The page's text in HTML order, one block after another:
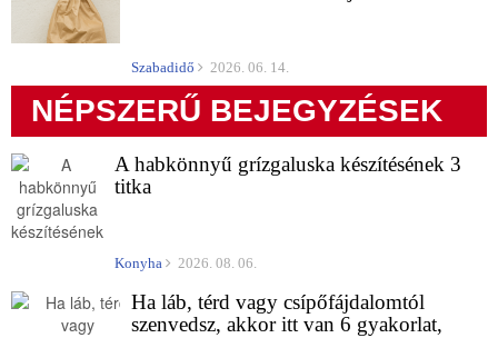
Szabadidő 2026. 06. 14.
NÉPSZERŰ BEJEGYZÉSEK
A habkönnyű grízgaluska készítésének 3
titka
Konyha 2026. 08. 06.
Ha láb, térd vagy csípőfájdalomtól
szenvedsz, akkor itt van 6 gyakorlat,